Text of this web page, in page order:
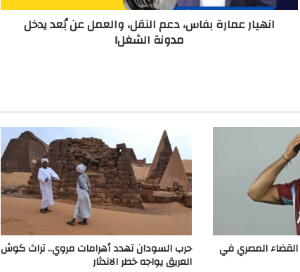
يدخل
انهيار عمارة بفاس، دعم النقل، والعمل عن بُعد يدخل
مدونة الشغل!
المصري في حرب السودان تهدد أهرامات مروي.. تراث كوش
العريق يواجه خطر الاندثار